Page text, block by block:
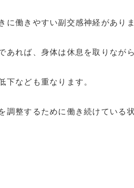
に働きやすい副交感神経があり
あれば、身体は休息を取りなが
下なども重なります。
調整するために働き続けている